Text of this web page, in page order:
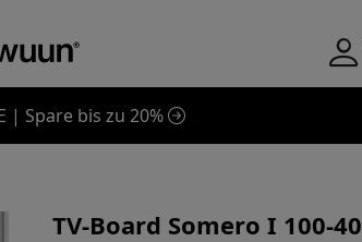
| Spare bis zu 20%
TV-Board Somero I 100-